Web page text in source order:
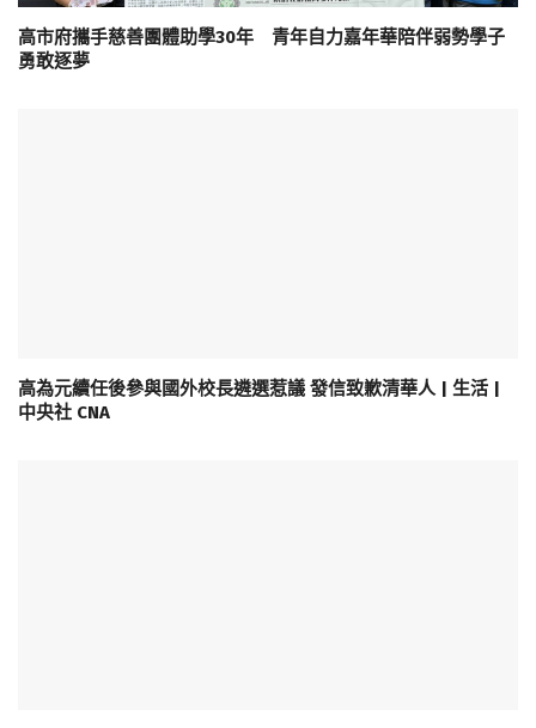
高市府攜手慈善團體助學30年 青年自力嘉年華陪伴弱勢學子
勇敢逐夢
高為元續任後參與國外校長遴選惹議 發信致歉清華人 | 生活 |
中央社 CNA